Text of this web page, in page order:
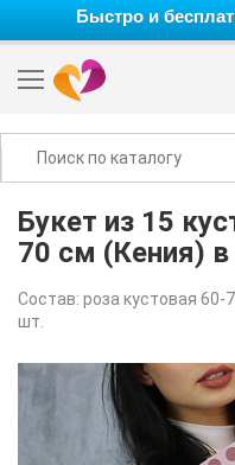
Быстро и
Букет из 15
70 см (Кения) в
Состав: роза кустовая 60-
шт.